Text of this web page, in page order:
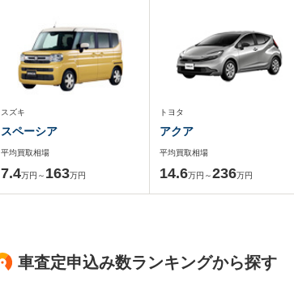
スズキ
スペーシア
平均買取相場
7.4万円～ 163万円
トヨタ
アクア
平均買取相場
14.6万円～236万円
車査定申込み数ランキングから探す